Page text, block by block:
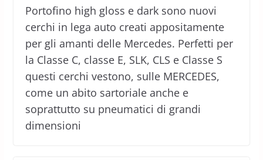
Portofino high gloss e dark sono nuovi
cerchi in lega auto creati appositamente
per gli amanti delle Mercedes. Perfetti per
la Classe C, classe E, SLK, CLS e Classe S
questi cerchi vestono, sulle MERCEDES,
come un abito sartoriale anche e
soprattutto su pneumatici di grandi
dimensioni